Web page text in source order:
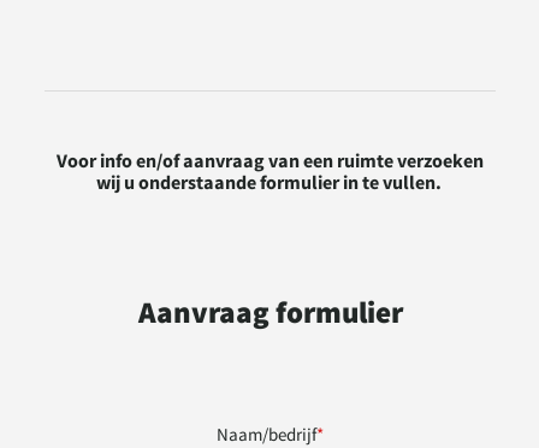
Voor info en/of aanvraag van een ruimte verzoeken
wij u onderstaande formulier in te vullen.
Aanvraag formulier
Naam/bedrijf*